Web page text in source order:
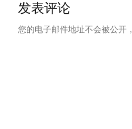
发表评论
您的电子邮件地址不会被公开，